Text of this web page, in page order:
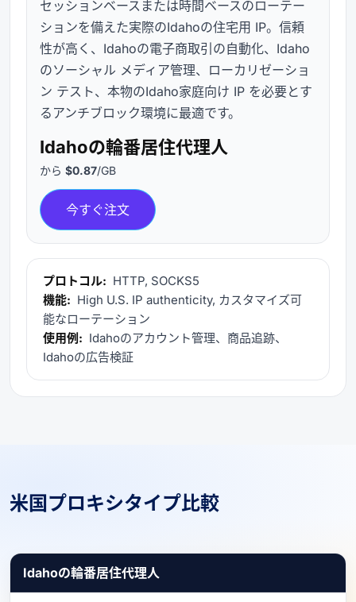
セッションベースまたは時間ベースのローテー
ションを備えた実際のIdahoの住宅用 IP。信頼
性が高く、Idahoの電子商取引の自動化、Idaho
のソーシャル メディア管理、ローカリゼーショ
ン テスト、本物のIdaho家庭向け IP を必要とす
るアンチブロック環境に最適です。
Idahoの輪番居住代理人
から $0.87/GB
今すぐ注文
プロトコル: HTTP, SOCKS5
機能: High U.S. IP authenticity, カスタマイズ可
能なローテーション
使用例: Idahoのアカウント管理、商品追跡、
Idahoの広告検証
米国プロキシタイプ比較
Idahoの輪番居住代理人